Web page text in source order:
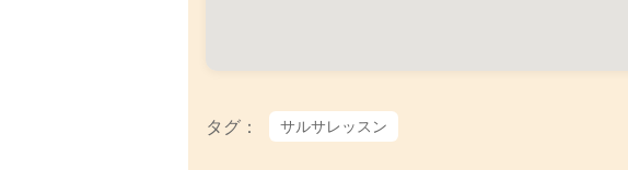
タグ： サルサレッスン